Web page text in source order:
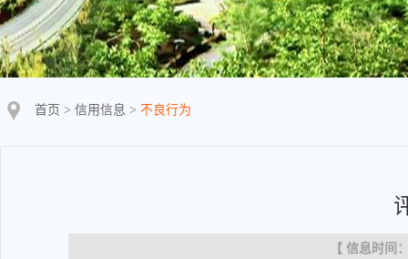
首页 > 信用信息 > 不良行为
【 信息时间